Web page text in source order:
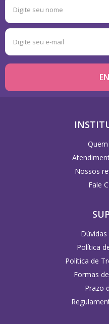
Nossos
Fale
Política
Política de
Formas
Prazo